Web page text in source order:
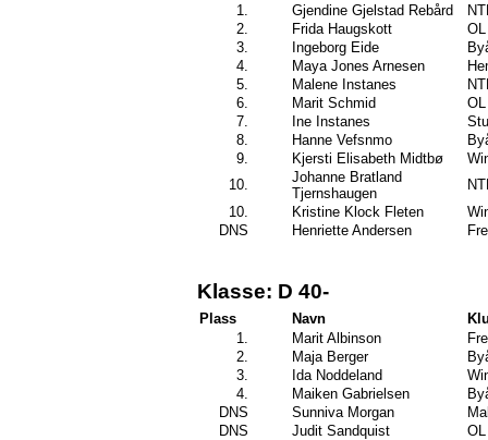
1.
Gjendine Gjelstad Rebård
2.
Frida Haugskott
3.
Ingeborg Eide
4.
Maya Jones Arnesen
5.
Malene Instanes
6.
Marit Schmid
7.
Ine Instanes
8.
Hanne Vefsnmo
9.
Kjersti Elisabeth Midtbø
10.
Johanne Bratland
Tjernshaugen
10.
Kristine Klock Fleten
DNS
Henriette Andersen
Klasse: D 40-
Plass Navn
1.
Marit Albinson
2.
Maja Berger
3.
Ida Noddeland
4.
Maiken Gabrielsen
DNS
Sunniva Morgan
DNS
Judit Sandquist